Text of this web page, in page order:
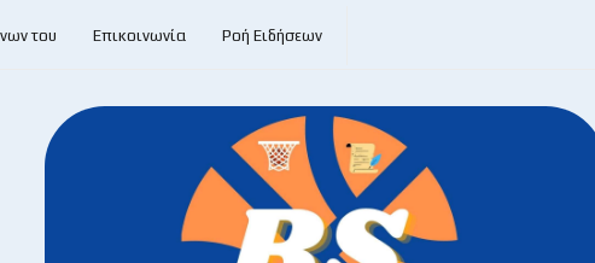
του Επικοινωνία Ροή Ειδήσεων